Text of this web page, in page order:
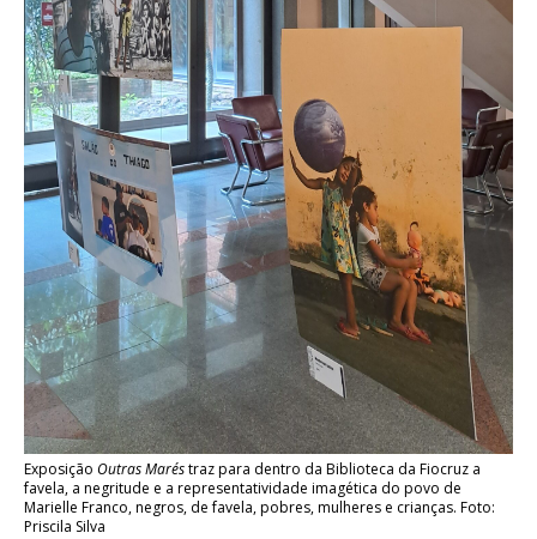
Exposição Outras Maréstraz para dentro da Biblioteca da Fiocruz a
favela, a negritude e a representatividade imagética do povo de
Marielle Franco, negros, de favela, pobres, mulheres e crianças. Foto:
Priscila Silva